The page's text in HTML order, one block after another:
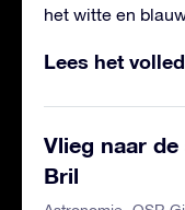
het witte en
Lees het
Vlieg naar
Bril